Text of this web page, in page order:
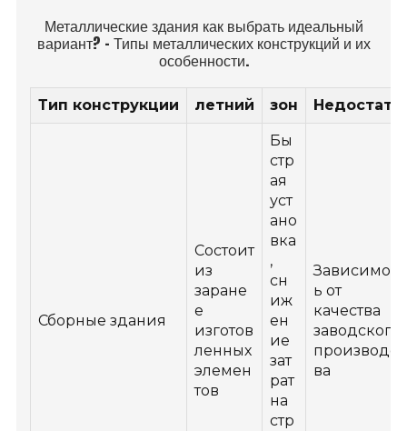
Металлические здания как выбрать идеальный
вариант? - Типы металлических конструкций и их
особенности.
Тип конструкции летний зон
Сборные здания
Состоит
из
заране
е
изготов
ленных
элемен
тов
Бы
стр
ая
уст
ано
вка
,
сн
иж
ен
ие
зат
рат
на
стр
Зависимост
ь от
качества
заводского
производст
ва